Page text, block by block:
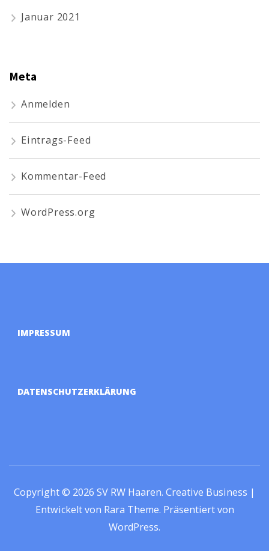
Januar 2021
Meta
Anmelden
Eintrags-Feed
Kommentar-Feed
WordPress.org
IMPRESSUM
DATENSCHUTZERKLÄRUNG
Copyright © 2026 SV RW Haaren. Creative Business |
Entwickelt von Rara Theme. Präsentiert von
WordPress.